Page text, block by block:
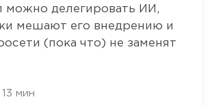
можно делегировать ИИ,
мешают его внедрению и
(пока что) не заменят
13 мин